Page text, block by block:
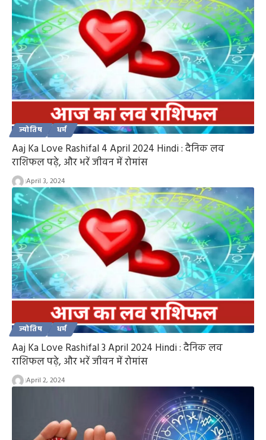
ज्योतिष धर्म
Aaj Ka Love Rashifal 4 April 2024 Hindi : दैनिक लव
राशिफल पढ़े, और भरें जीवन में रोमांस
April 3, 2024
ज्योतिष धर्म
Aaj Ka Love Rashifal 3 April 2024 Hindi : दैनिक लव
राशिफल पढ़े, और भरें जीवन में रोमांस
April 2, 2024